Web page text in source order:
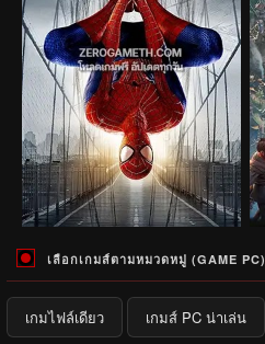
เลือกเกมส์ตามหมวดหมู่ (GAME PC)
เกมไฟล์เดียว เกมส์ PC น่าเล่น